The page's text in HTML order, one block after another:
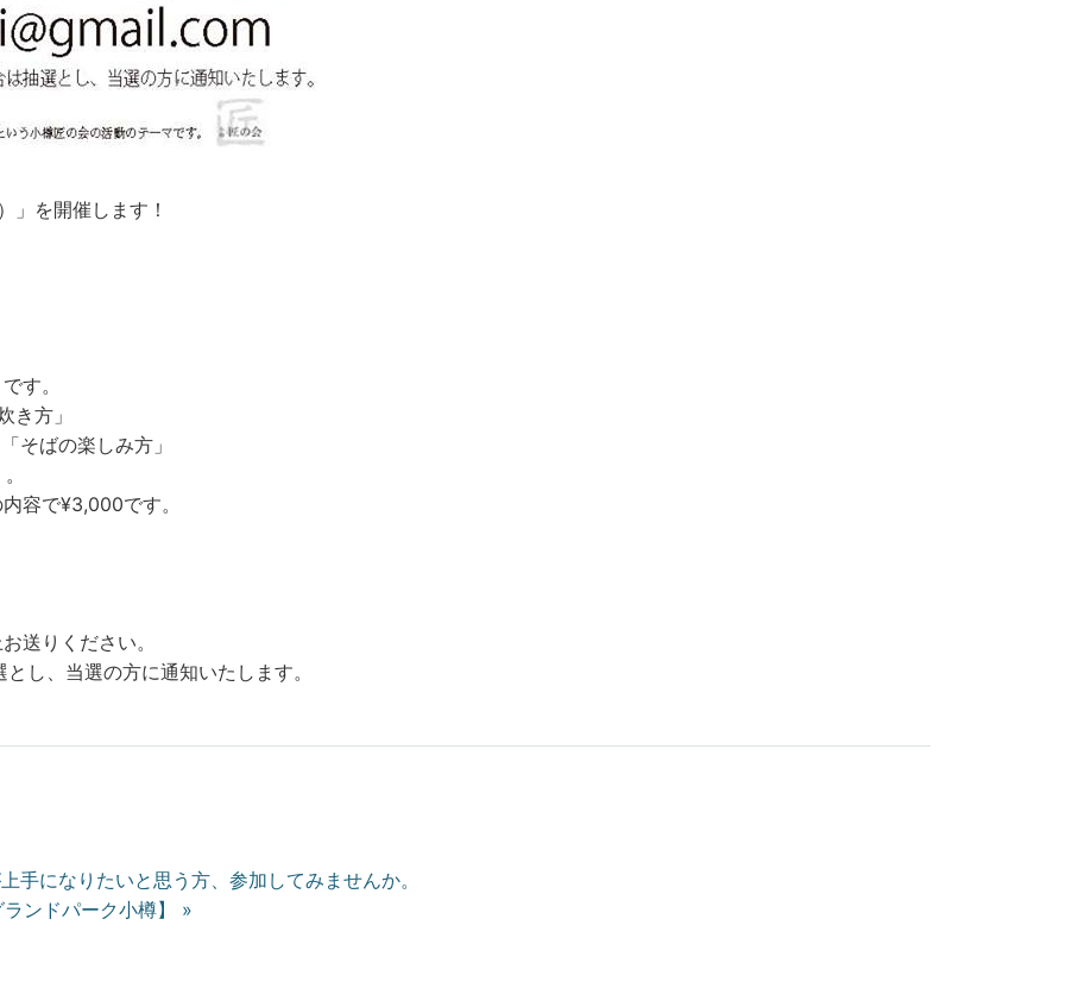
」を開催します！
す。
き方」
そばの楽しみ方」
容で¥3,000です。
送りください。
とし、当選の方に通知いたします。
になりたいと思う方、参加してみませんか。
ンドパーク小樽】 »